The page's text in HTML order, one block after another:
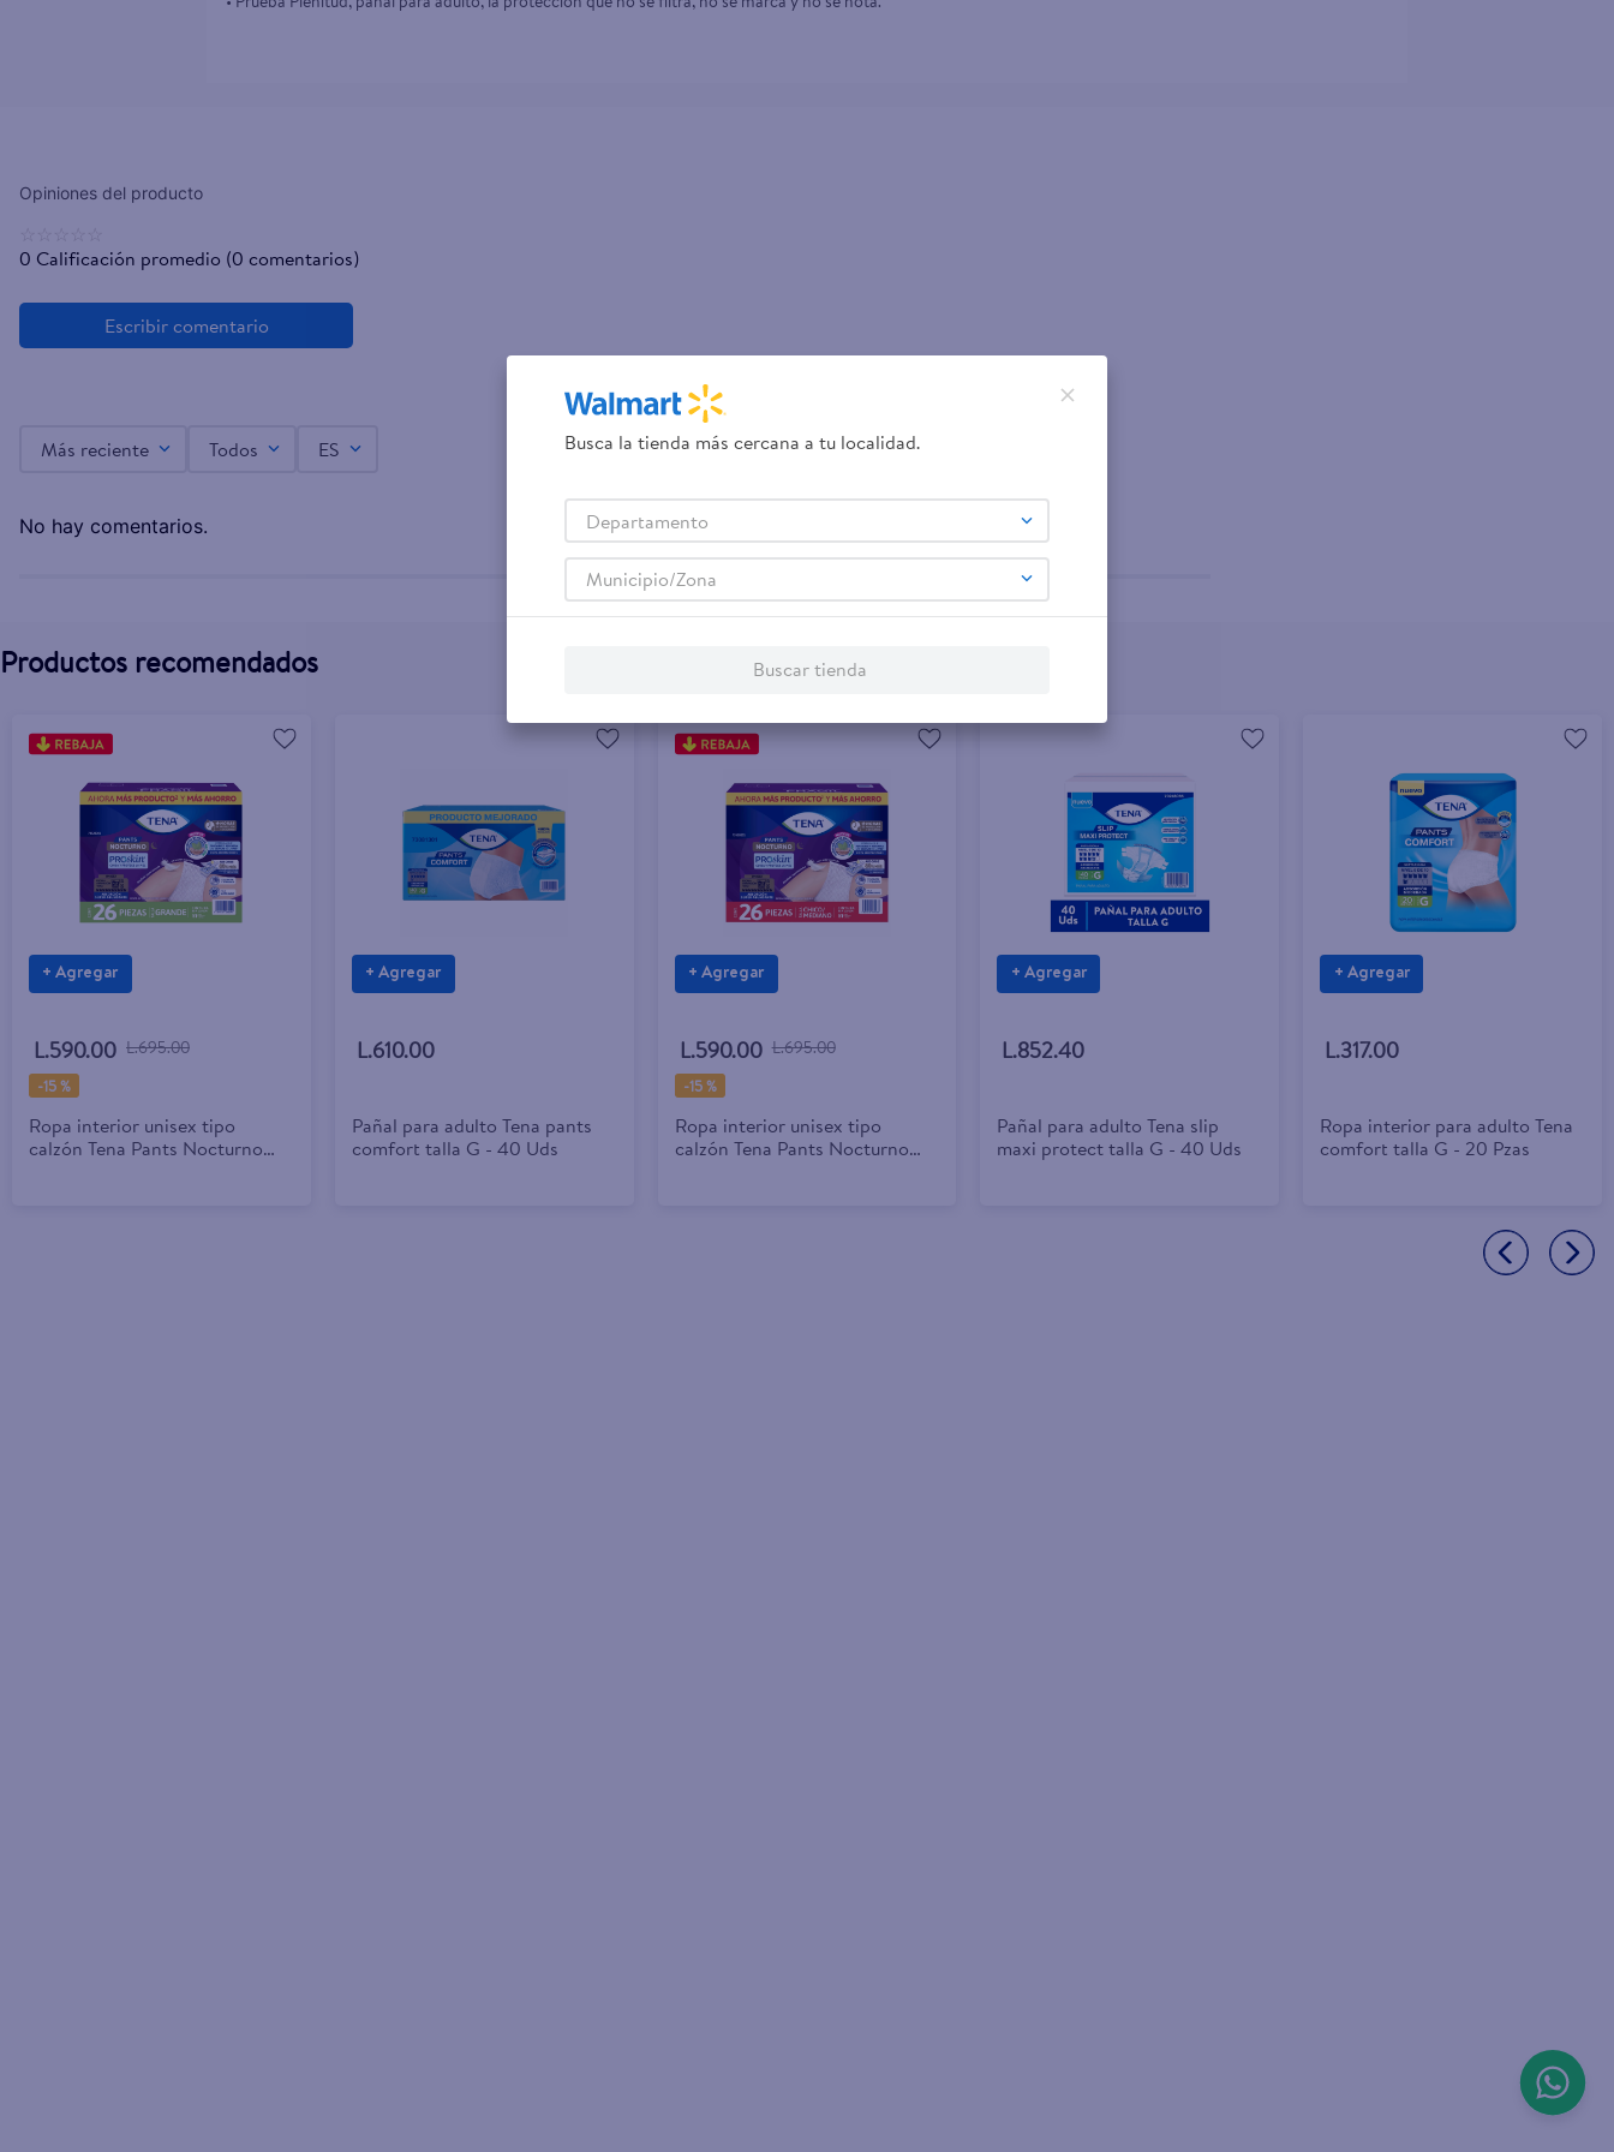
0 Calificación promedio (0 comentarios)
Más reciente Todos ES
No hay comentarios.
Productos recomendados
+ Agregar
L.590.00 L.695.00
-15 %
Ropa interior unisex tipo
calzón Tena Pants Nocturno
+ Agregar
L.610.00
Pañal para adulto Tena pants
comfort talla G - 40 Uds
+ Agregar
L.590.00 L.695.00
-15 %
Ropa interior unisex tipo
calzón Tena Pants Nocturno
+ Agregar
L.852.40
Pañal para adulto Tena slip
maxi protect talla G - 40 Uds
+ Agregar
L.317.00
Ropa interior para adulto Tena
comfort talla G - 20 Pzas
Busca la tienda más cercana a tu localidad.
Departamento
Municipio/Zona
Buscar tienda